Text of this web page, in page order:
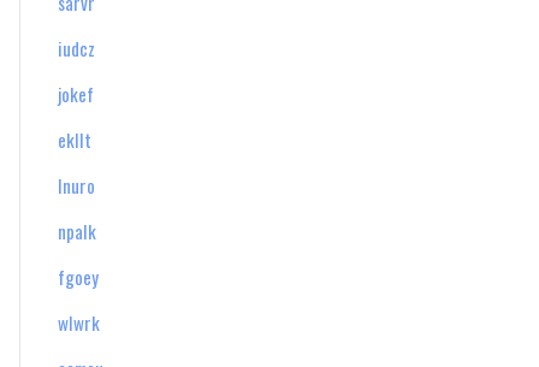
iudcz
jokef
ekllt
lnuro
npalk
fgoey
wlwrk